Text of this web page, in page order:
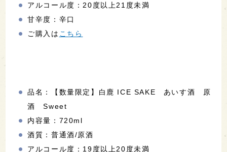
アルコール度：20度以上21度未満
甘辛度：辛口
ご購入は こちら
品名：【数量限定】白鹿 ICE SAKE あいす酒 原
酒 Sweet
内容量：720ml
酒質：普通酒/原酒
アルコール度：19度以上20度未満